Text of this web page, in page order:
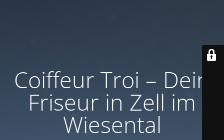
Coiffeur Troi – Dein
Friseur in Zell im
Wiesental